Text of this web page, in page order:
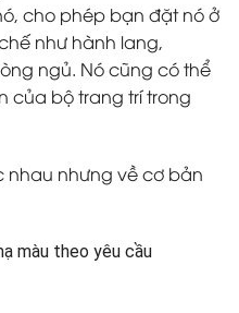
cho phép bạn đặt nó ở
như hành lang,
ngủ. Nó cũng có thể
của bộ trang trí trong
nhau nhưng về cơ bản
màu theo yêu cầu